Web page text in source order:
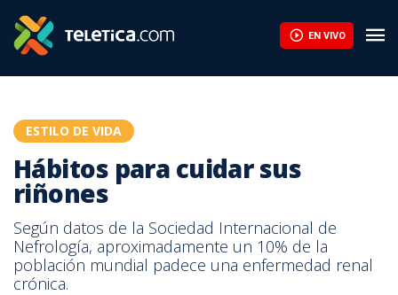
EN VIVO
ESTILO DE VIDA
Hábitos para cuidar sus
riñones
Según datos de la Sociedad Internacional de
Nefrología, aproximadamente un 10% de la
población mundial padece una enfermedad renal
crónica.